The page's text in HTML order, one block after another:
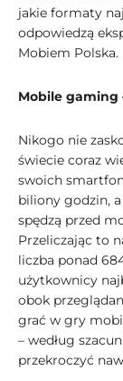
jakie formaty
odpowiedzą
Mobiem Polska.
Mobile gaming
Nikogo nie
świecie coraz
swoich
biliony godzin,
spędzą przed
Przeliczając to
liczba ponad
użytkownicy
obok
grać w gry
– według
przekroczyć